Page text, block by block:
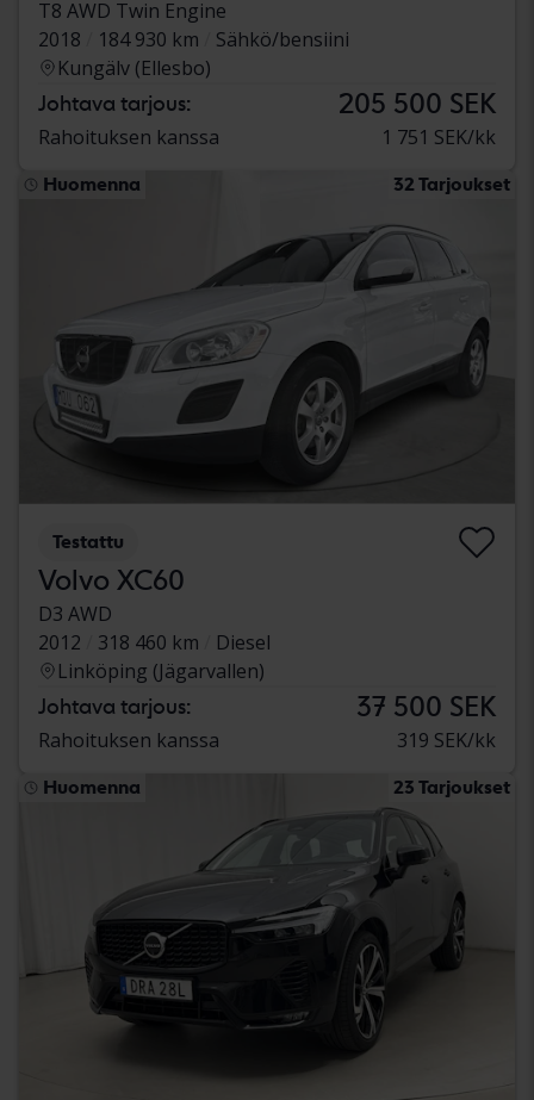
T8 AWD Twin Engine
2018
184 930 km
Sähkö/bensiini
Kungälv (Ellesbo)
Johtava tarjous: 205 500 SEK
Rahoituksen kanssa 1 751 SEK/kk
Huomenna 32 Tarjoukset
Testattu
Volvo XC60
D3 AWD
2012
318 460 km
Diesel
Linköping (Jägarvallen)
Johtava tarjous: 37 500 SEK
Rahoituksen kanssa 319 SEK/kk
Huomenna 23 Tarjoukset